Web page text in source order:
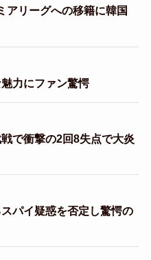
アリーグへの移籍に韓国
力にファン驚愕
で衝撃の2回8失点で大炎
パイ疑惑を否定し驚愕の